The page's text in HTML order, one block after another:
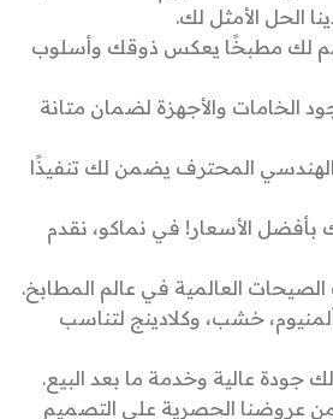
الحل الأمثل لك.
مطبخًا يعكس ذوقك وأسلوب
الخامات والأجهزة لضمان متانة
الهندسي المحترف يضمن لك تنفيذًا
الأسعار! في نماكو، نقدم
العالمية في عالم المطابخ.
خشب، وكلادينج لتناسب
عالية وخدمة ما بعد البيع.
عروضنا الحصرية على التصميم